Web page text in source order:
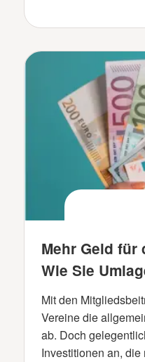
Mehr Geld für
Wie Sie
Mit den
Vereine die
ab. Doch
Investitionen an,